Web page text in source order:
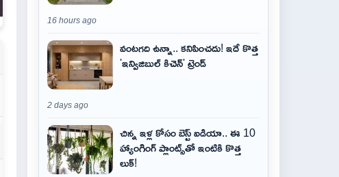
16 hours ago
వంటగది ఉన్నా.. కనిపించదు! ఇదే కొత్త
'ఇన్విజిబుల్ కిచెన్' ట్రెండ్
2 days ago
చిన్న ఇళ్ల కోసం బెస్ట్ ఐడియా.. ఈ 10
హ్యాంగింగ్ ప్లాంట్స్‌తో ఇంటికి కొత్త
లుక్!